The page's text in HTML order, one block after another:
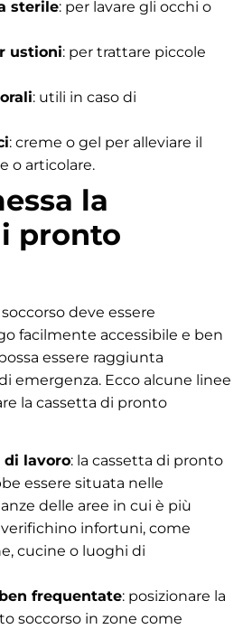
sterile: per lavare gli occhi o
ustioni: per trattare piccole
: utili in caso di
: creme o gel per alleviare il
o articolare.
la
pronto
deve essere
facilmente accessibile e ben
essere raggiunta
emergenza. Ecco alcune linee
la cassetta di pronto
di lavoro: la cassetta di pronto
essere situata nelle
delle aree in cui è più
infortuni, come
cucine o luoghi di
frequentate: posizionare la
soccorso in zone come